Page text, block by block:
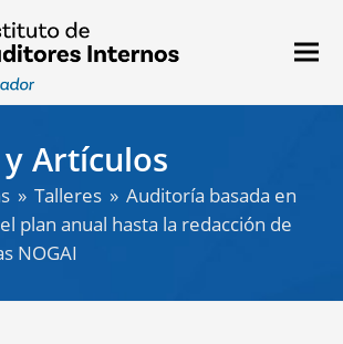
Artículos
» Talleres » Auditoría basada en
plan anual hasta la redacción de
NOGAI